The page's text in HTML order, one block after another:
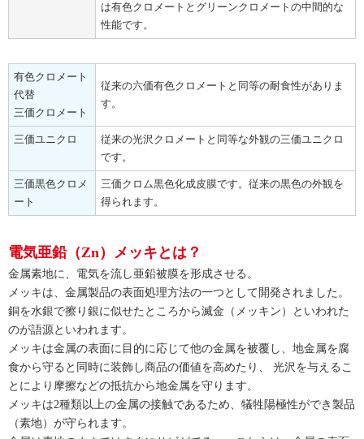
は有色クロメートとグリーンクロメートの中間的な
性能です。
有色クロメート
代替
三価クロメート
従来の六価有色クロメートと同等の耐食性がありま
す。
三価ユニクロ
従来の光沢クロメートと同等な外観の三価ユニクロ
です。
三価黒色クロメ
ート
三価クロム黒色化成皮膜です。従来の黒色の外観を
得られます。
電気亜鉛（Zn）メッキとは？
金属素地に、電気を流し亜鉛被膜を形成させる。
メッキは、金属製品の表面処理方法の一つとして開発されました。
銅を水銀で擦り銀に似せたところから滅金（メッキン）といわれた
のが語源といわれます。
メッキは金属の表面に目的に応じて他の金属を被覆し、地金属を腐
食から守ると同時に装飾し商品の価値を高めたり、 光沢を与えるこ
とにより摩擦などの抵抗から地金属を守ります。
メッキは2種類以上の金属の接触であるため、犠牲陽極性ができ製品
（素地）が守られます。